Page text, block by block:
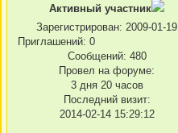
Активный участник
Зарегистрирован: 2009-01-19
Приглашений: 0
Сообщений: 480
Провел на форуме:
3 дня 20 часов
Последний визит:
2014-02-14 15:29:12